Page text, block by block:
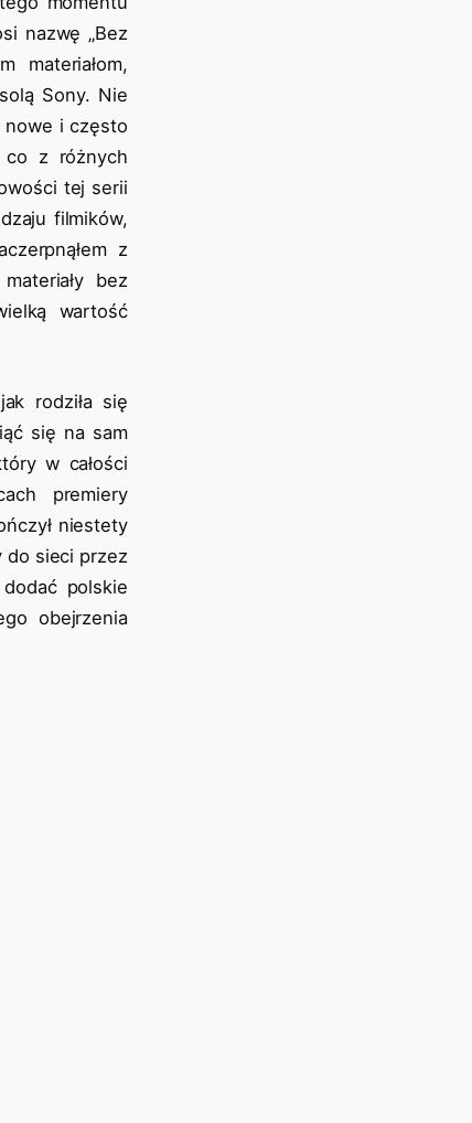
nazwę „Bez
materiałom,
Sony. Nie
nowe i często
co z różnych
tej serii
filmików,
z
bez
wartość
rodziła się
się na sam
w całości
premiery
niestety
do sieci przez
polskie
obejrzenia